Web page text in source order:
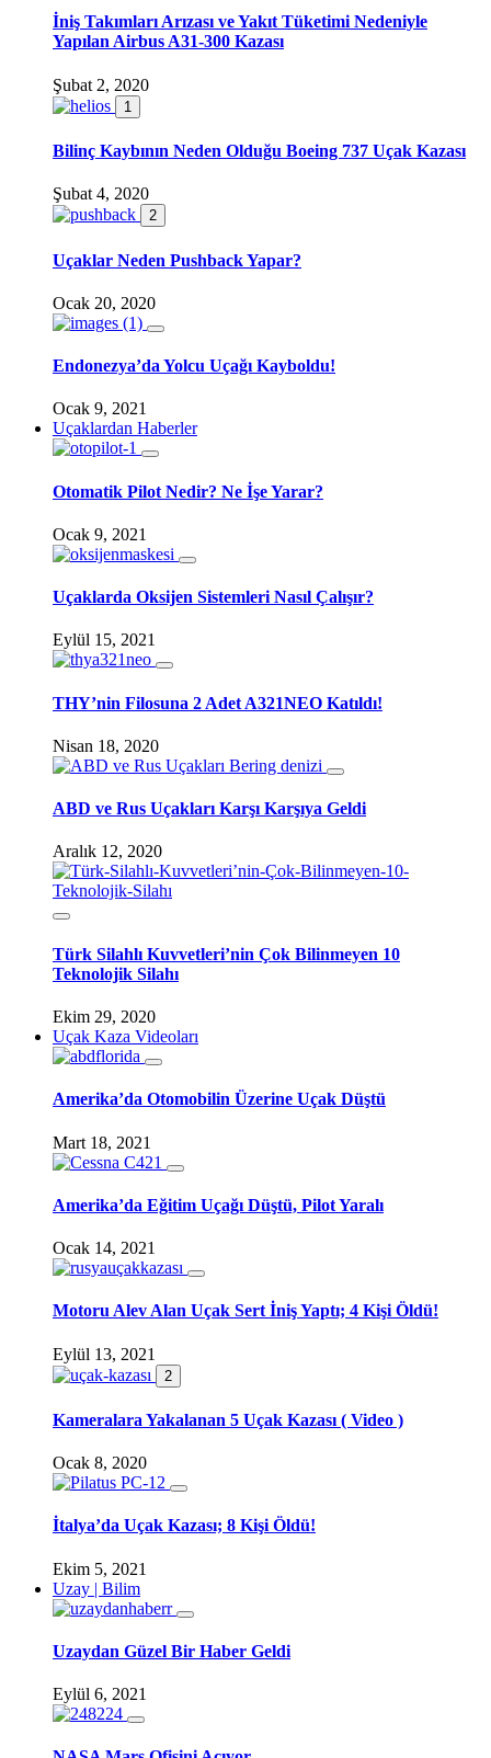
İniş Takımları Arızası ve Yakıt Tüketimi Nedeniyle
Yapılan Airbus A31-300 Kazası
Şubat 2, 2020
1
Bilinç Kaybının Neden Olduğu Boeing 737 Uçak Kazası
Şubat 4, 2020
2
Uçaklar Neden Pushback Yapar?
Ocak 20, 2020
Endonezya’da Yolcu Uçağı Kayboldu!
Ocak 9, 2021
Uçaklardan Haberler
Otomatik Pilot Nedir? Ne İşe Yarar?
Ocak 9, 2021
Uçaklarda Oksijen Sistemleri Nasıl Çalışır?
Eylül 15, 2021
THY’nin Filosuna 2 Adet A321NEO Katıldı!
Nisan 18, 2020
ABD ve Rus Uçakları Karşı Karşıya Geldi
Aralık 12, 2020
Türk Silahlı Kuvvetleri’nin Çok Bilinmeyen 10
Teknolojik Silahı
Ekim 29, 2020
Uçak Kaza Videoları
Amerika’da Otomobilin Üzerine Uçak Düştü
Mart 18, 2021
Amerika’da Eğitim Uçağı Düştü, Pilot Yaralı
Ocak 14, 2021
Motoru Alev Alan Uçak Sert İniş Yaptı; 4 Kişi Öldü!
Eylül 13, 2021
2
Kameralara Yakalanan 5 Uçak Kazası ( Video )
Ocak 8, 2020
İtalya’da Uçak Kazası; 8 Kişi Öldü!
Ekim 5, 2021
Uzay | Bilim
Uzaydan Güzel Bir Haber Geldi
Eylül 6, 2021